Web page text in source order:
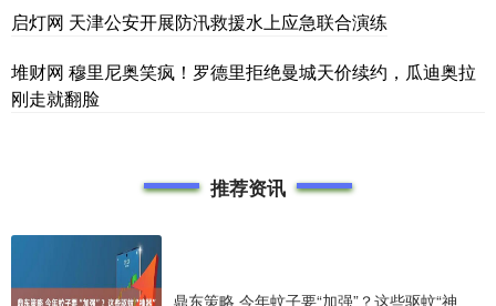
启灯网 天津公安开展防汛救援水上应急联合演练
堆财网 穆里尼奥笑疯！罗德里拒绝曼城天价续约，瓜迪奥拉
刚走就翻脸
推荐资讯
鼎东策略 今年蚊子要“加强”？这些驱蚊“神